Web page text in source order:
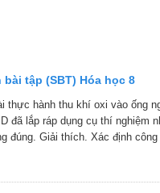
bài tập (SBT) Hóa học 8
thực hành thu khí oxi vào ống
đã lắp ráp dụng cụ thí nghiệm
đúng. Giải thích. Xác định